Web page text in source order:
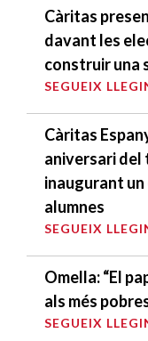
Càritas
davant les
construir una
SEGUEIX
Càritas
aniversari
inaugurant
alumnes
SEGUEIX
Omella: “El
als més
SEGUEIX